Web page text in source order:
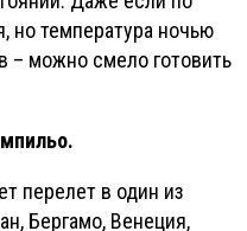
но температура ночью
– можно смело готовить
перелет в один из
Бергамо, Венеция,